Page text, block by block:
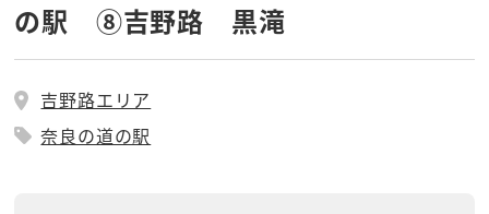
の駅 ⑧吉野路 黒滝
吉野路エリア
奈良の道の駅